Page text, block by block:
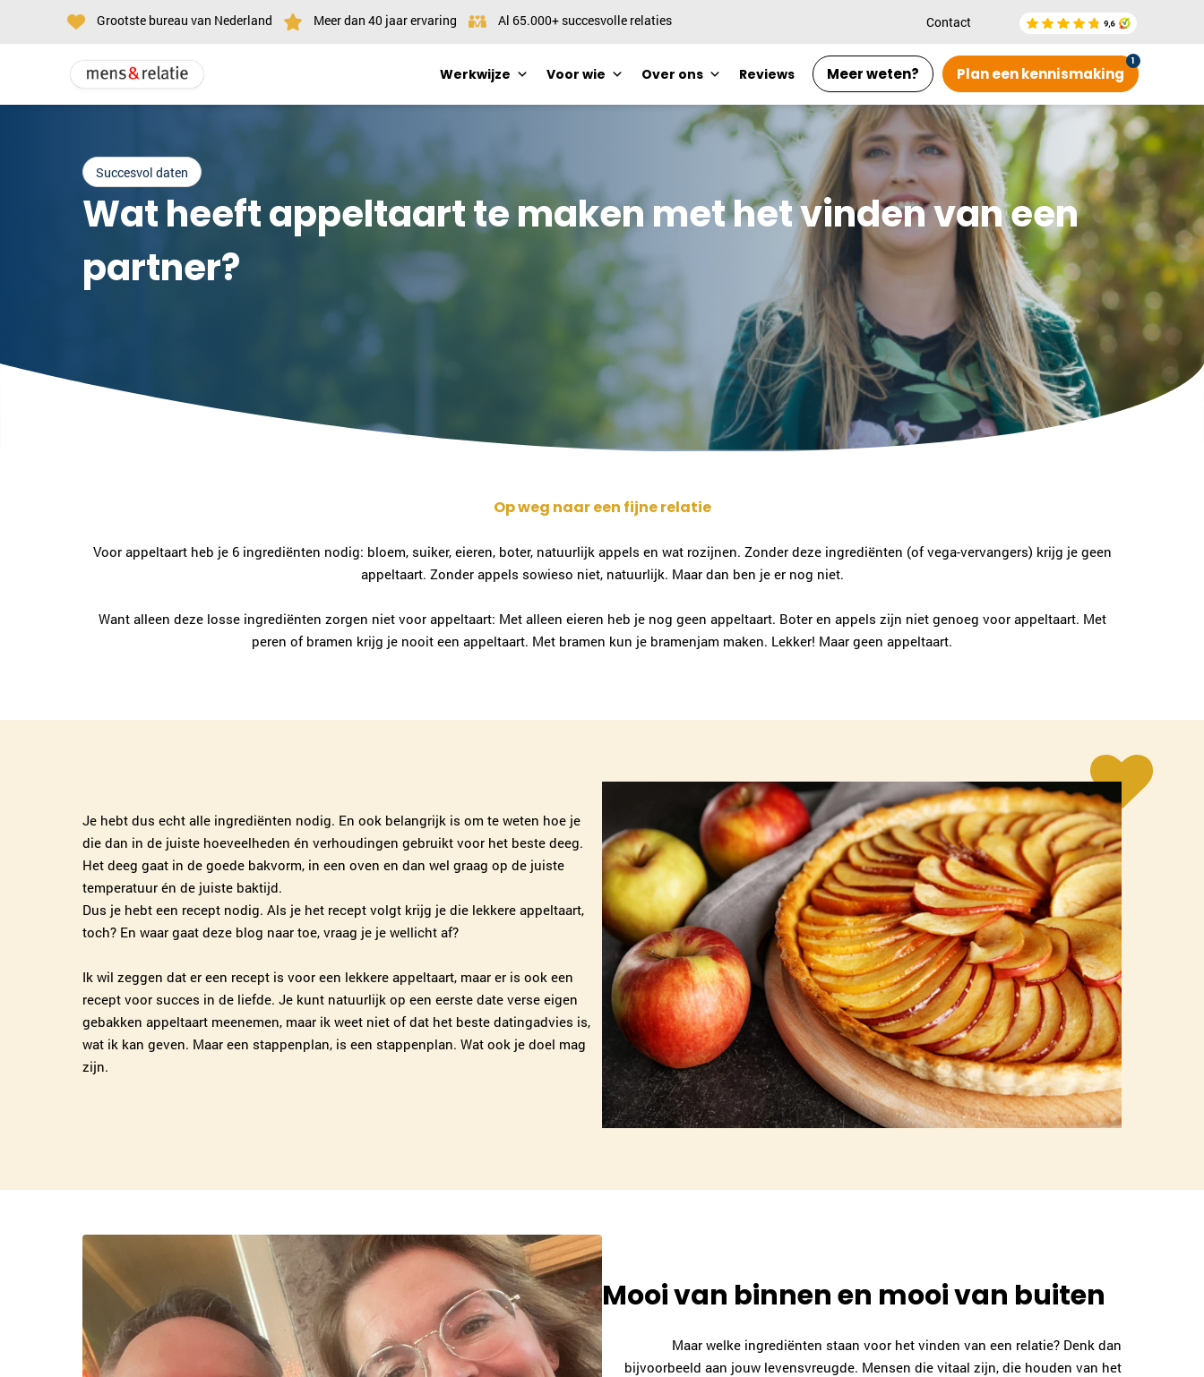
Grootste bureau van Nederland Meer dan 40 jaar ervaring Al 65.000+ succesvolle relaties Contact
Werkwijze Voor wie Over ons Reviews Meer weten? Plan een kennismaking
Succesvol daten
Wat heeft appeltaart te maken met het vinden van een
partner?
Op weg naar een fijne relatie
Voor appeltaart heb je 6 ingrediënten nodig: bloem, suiker, eieren, boter, natuurlijk appels en wat rozijnen. Zonder deze ingrediënten (of vega-vervangers) krijg je geen
appeltaart. Zonder appels sowieso niet, natuurlijk. Maar dan ben je er nog niet.
Want alleen deze losse ingrediënten zorgen niet voor appeltaart: Met alleen eieren heb je nog geen appeltaart. Boter en appels zijn niet genoeg voor appeltaart. Met
peren of bramen krijg je nooit een appeltaart. Met bramen kun je bramenjam maken. Lekker! Maar geen appeltaart.
Je hebt dus echt alle ingrediënten nodig. En ook belangrijk is om te weten hoe je
die dan in de juiste hoeveelheden én verhoudingen gebruikt voor het beste deeg.
Het deeg gaat in de goede bakvorm, in een oven en dan wel graag op de juiste
temperatuur én de juiste baktijd.
Dus je hebt een recept nodig. Als je het recept volgt krijg je die lekkere appeltaart,
toch? En waar gaat deze blog naar toe, vraag je je wellicht af?
Ik wil zeggen dat er een recept is voor een lekkere appeltaart, maar er is ook een
recept voor succes in de liefde. Je kunt natuurlijk op een eerste date verse eigen
gebakken appeltaart meenemen, maar ik weet niet of dat het beste datingadvies is,
wat ik kan geven. Maar een stappenplan, is een stappenplan. Wat ook je doel mag
zijn.
Mooi van binnen en mooi van buiten
Maar welke ingrediënten staan voor het vinden van een relatie? Denk dan
bijvoorbeeld aan jouw levensvreugde. Mensen die vitaal zijn, die houden van het